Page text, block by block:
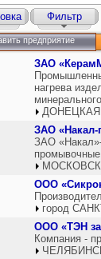
Фильтр
предприятие
ЗАО
нагрева
ДОНЕЦКАЯ
ЗАО
ЗАО
ООО
город
ООО «ТЭН за
Компания -